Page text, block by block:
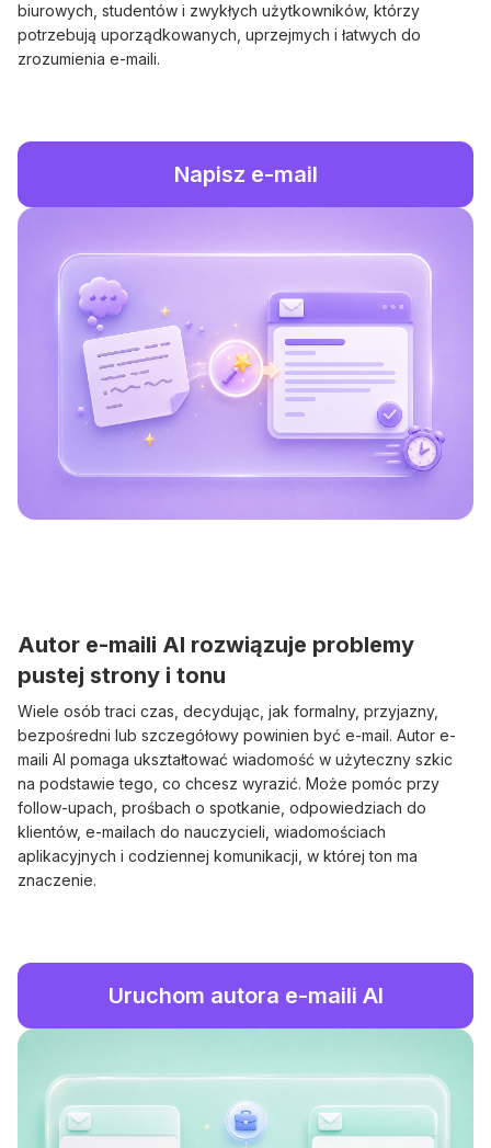
biurowych, studentów i zwykłych użytkowników, którzy
potrzebują uporządkowanych, uprzejmych i łatwych do
zrozumienia e-maili.
Napisz e-mail
Autor e-maili AI rozwiązuje problemy
pustej strony i tonu
Wiele osób traci czas, decydując, jak formalny, przyjazny,
bezpośredni lub szczegółowy powinien być e-mail. Autor e-
maili AI pomaga ukształtować wiadomość w użyteczny szkic
na podstawie tego, co chcesz wyrazić. Może pomóc przy
follow-upach, prośbach o spotkanie, odpowiedziach do
klientów, e-mailach do nauczycieli, wiadomościach
aplikacyjnych i codziennej komunikacji, w której ton ma
znaczenie.
Uruchom autora e-maili AI